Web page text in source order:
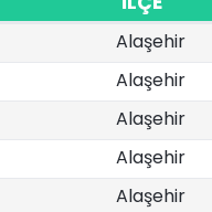
Alaşehir
Alaşehir
Alaşehir
Alaşehir
Alaşehir